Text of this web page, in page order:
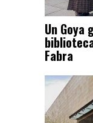
Un
Fabra